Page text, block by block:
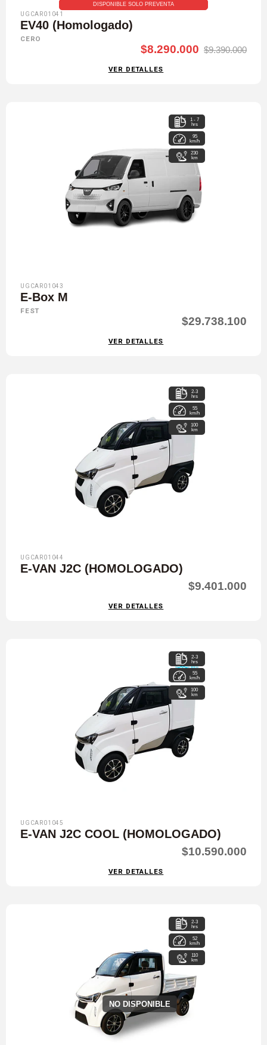
DISPONIBLE SOLO PREVENTA
UGCAR01041
EV40 (Homologado)
CERO
$8.290.000 $9.390.000
VER DETALLES
1 - 7
hrs
95
km/h
230
km
UGCAR01043
E-Box M
FEST
$29.738.100
VER DETALLES
2-3
hrs
55
km/h
100
km
UGCAR01044
E-VAN J2C (HOMOLOGADO)
$9.401.000
VER DETALLES
2-3
hrs
55
km/h
100
km
UGCAR01045
E-VAN J2C COOL (HOMOLOGADO)
$10.590.000
VER DETALLES
NO DISPONIBLE
2-3
hrs
52
km/h
110
km